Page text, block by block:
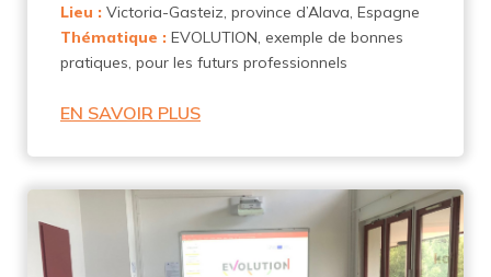
Lieu : Victoria-Gasteiz, province d’Alava, Espagne
Thématique : EVOLUTION, exemple de bonnes
pratiques, pour les futurs professionnels
EN SAVOIR PLUS